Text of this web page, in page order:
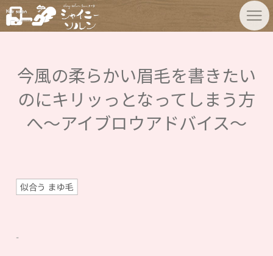
今風の柔らかい眉毛を書きたい
のにキリッっとなってしまう方
へ〜アイブロウアドバイス〜
似合う まゆ毛